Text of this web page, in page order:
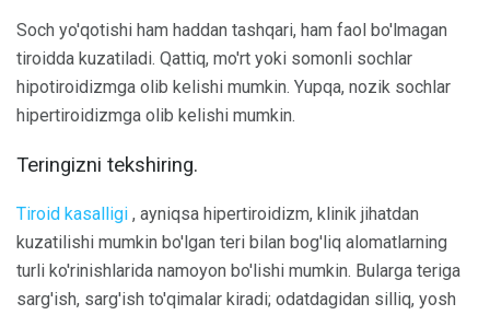
Soch yo'qotishi ham haddan tashqari, ham faol bo'lmagan
tiroidda kuzatiladi. Qattiq, mo'rt yoki somonli sochlar
hipotiroidizmga olib kelishi mumkin. Yupqa, nozik sochlar
hipertiroidizmga olib kelishi mumkin.
Teringizni tekshiring.
Tiroid kasalligi , ayniqsa hipertiroidizm, klinik jihatdan
kuzatilishi mumkin bo'lgan teri bilan bog'liq alomatlarning
turli ko'rinishlarida namoyon bo'lishi mumkin. Bularga teriga
sarg'ish, sarg'ish to'qimalar kiradi; odatdagidan silliq, yosh